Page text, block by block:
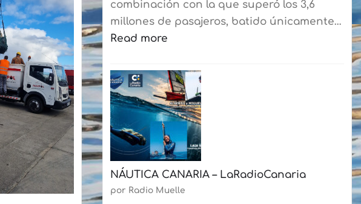
combinación con la que superó los 3,6
millones de pasajeros, batido únicamente…
Read more
Puertos
de
Tenerife
cierra
el
semestre
en
la
NÁUTICA CANARIA – LaRadioCanaria
por Radio Muelle